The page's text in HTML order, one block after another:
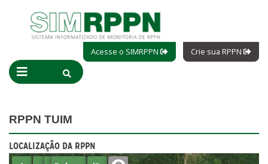
Acesse o SIMRPPN Crie sua RPPN
RPPN TUIM
LOCALIZAÇÃO DA RPPN